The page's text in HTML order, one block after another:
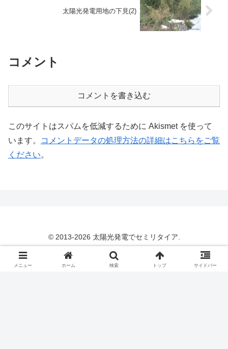
太陽光発電用地の下見(2)
コメント
コメントを書き込む
このサイトはスパムを低減するために Akismet を使って
います。
コメントデータの処理方法の詳細はこちらをご覧
ください。
© 2013-2026 太陽光発電でセミリタイア.
メニュー ホーム 検索 トップ サイドバー